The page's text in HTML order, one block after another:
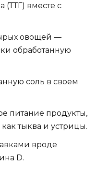
(ТТГ) вместе с
овощей —
обработанную
соль в своем
питание продукты,
тыква и устрицы.
вроде
D.